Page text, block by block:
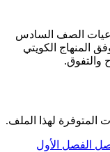
الاجتماعيات الصف السادس
الأول من العام الدراسي 2019-2020 وفق المنهاج الكويتي
والتفوق.
المتوفرة لهذا الملف.
الفصل الأول